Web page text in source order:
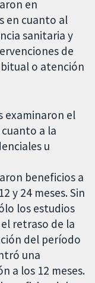
en
en cuanto al
sanitaria y
de
o atención
examinaron el
a la
u
beneficios a
y 24 meses. Sin
los estudios
retraso de la
del período
una
a los 12 meses.